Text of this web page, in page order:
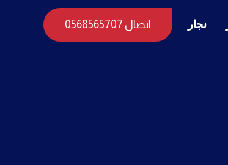
نجار اتصال 0568565707